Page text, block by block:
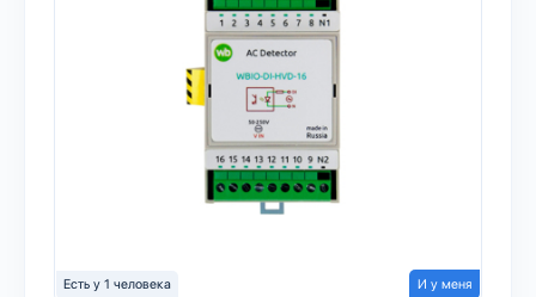
Есть у 1 человека И у меня